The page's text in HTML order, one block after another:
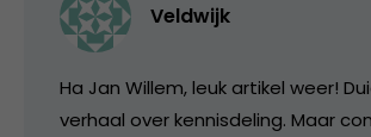
Veldwijk
Ha Jan Willem, leuk artikel weer!
verhaal over kennisdeling. Maar